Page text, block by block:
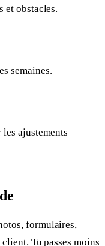
et obstacles.
semaines.
ajustements
formulaires,
Tu passes moins